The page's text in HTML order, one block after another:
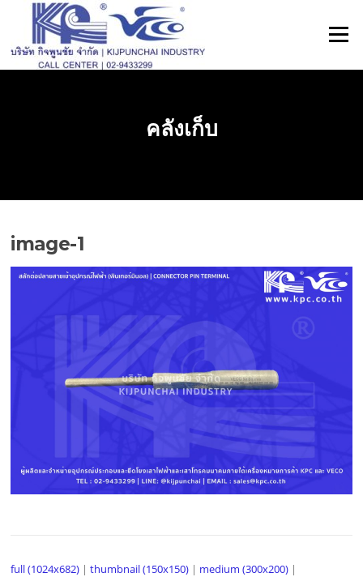
เมนู
คลังเก็บ
image-1
full (1024x682) |thumbnail (150x150) | medium (300x200) |